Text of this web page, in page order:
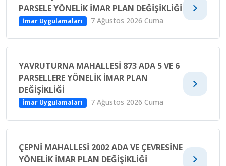
PARSELE YÖNELİK İMAR PLAN DEĞİŞİKLİĞİ
İmar Uygulamaları 7 Ağustos 2026 Cuma
YAVRUTURNA MAHALLESİ 873 ADA 5 VE 6
PARSELLERE YÖNELİK İMAR PLAN
DEĞİŞİKLİĞİ
İmar Uygulamaları 7 Ağustos 2026 Cuma
ÇEPNİ MAHALLESİ 2002 ADA VE ÇEVRESİNE
YÖNELİK İMAR PLAN DEĞİŞİKLİĞİ